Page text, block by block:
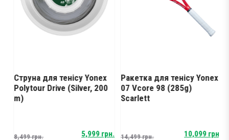
Струна для тенісу Yonex
Polytour Drive (Silver, 200
m)
8,499грн.Original
5,999грн.
Current
Ракетка для тенісу Yonex
07 Vcore 98 (285g)
Scarlett
14,499грн.Original
10,099грн.
Current